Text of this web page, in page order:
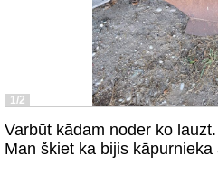
1/2
Varbūt kādam noder ko
Man škiet ka bijis kāpurnieka